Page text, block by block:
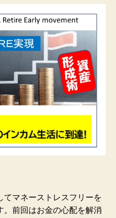
てマネーストレスフリーを
。前回はお金の心配を解消